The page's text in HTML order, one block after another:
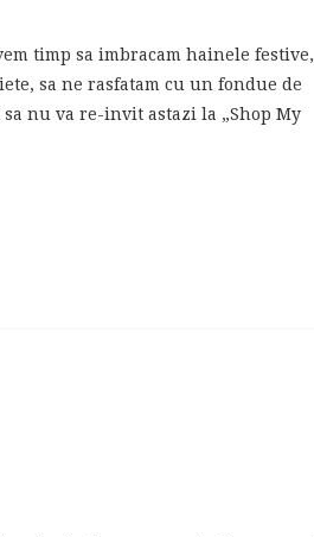
timp sa imbracam hainele festive,
sa ne rasfatam cu un fondue de
nu va re-invit astazi la „Shop My